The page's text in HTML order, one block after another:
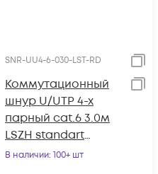
SNR-UU4-6-030-LST-RD
Коммутационный
шнур U/UTP 4-х
парный cat.6 3.0м
LSZH standart
красный
В наличии: 100+ шт